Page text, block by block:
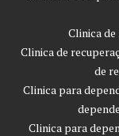
Clinica
Clinica de
de
Clinica para
Clinica para